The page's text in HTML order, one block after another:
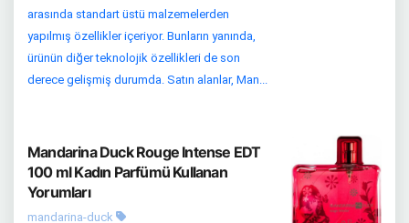
arasında standart üstü malzemelerden
yapılmış özellikler içeriyor. Bunların yanında,
ürünün diğer teknolojik özellikleri de son
derece gelişmiş durumda. Satın alanlar, Man...
Mandarina Duck Rouge Intense EDT
100 ml Kadın Parfümü Kullanan
Yorumları
mandarina-duck